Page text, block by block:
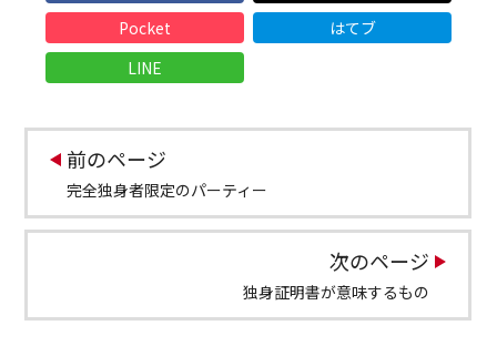
Pocket
はてブ
LINE
前のページ
完全独身者限定のパーティー
次のページ
独身証明書が意味するもの